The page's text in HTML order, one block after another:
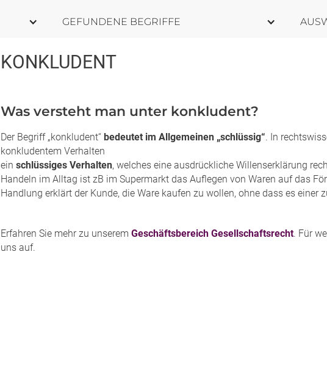
GEFUNDENE BEGRIFFE
KONKLUDENT
Was versteht man unter konkludent?
Der Begriff „konkludent“ bedeutet im Allgemeinen „schlüssig“. In
konkludentem Verhalten
ein schlüssiges Verhalten, welches eine ausdrückliche Willenserklärung
Handeln im Alltag ist zB im Supermarkt das Auflegen von Waren auf das
Handlung erklärt der Kunde, die Ware kaufen zu wollen, ohne dass es
Erfahren Sie mehr zu unserem Geschäftsbereich Gesellschaftsrecht. Für
uns auf.